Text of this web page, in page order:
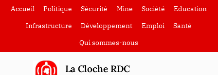
SkipAccueil Politique Sécurité Mine Société
Education
Infrastructure
Développement Emploi
Santé
Qui sommes-nous
La Cloche RDC